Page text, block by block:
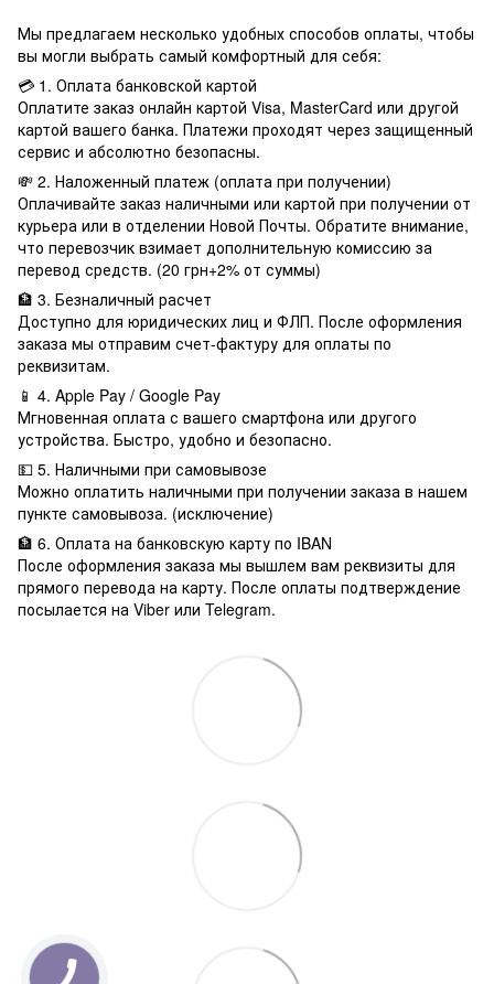
Мы предлагаем несколько удобных способов оплаты, чтобы
вы могли выбрать самый комфортный для себя:
💳 1. Оплата банковской картой
Оплатите заказ онлайн картой Visa, MasterCard или другой
картой вашего банка. Платежи проходят через защищенный
сервис и абсолютно безопасны.
💸 2. Наложенный платеж (оплата при получении)
Оплачивайте заказ наличными или картой при получении от
курьера или в отделении Новой Почты. Обратите внимание,
что перевозчик взимает дополнительную комиссию за
перевод средств. (20 грн+2% от суммы)
🏦 3. Безналичный расчет
Доступно для юридических лиц и ФЛП. После оформления
заказа мы отправим счет-фактуру для оплаты по
реквизитам.
📱 4. Apple Pay / Google Pay
Мгновенная оплата с вашего смартфона или другого
устройства. Быстро, удобно и безопасно.
💵 5. Наличными при самовывозе
Можно оплатить наличными при получении заказа в нашем
пункте самовывоза. (исключение)
🏦 6. Оплата на банковскую карту по IBAN
После оформления заказа мы вышлем вам реквизиты для
прямого перевода на карту. После оплаты подтверждение
посылается на Viber или Telegram.